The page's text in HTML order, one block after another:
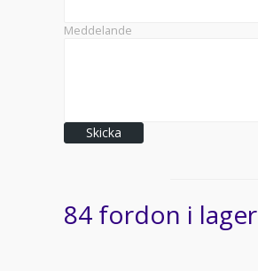
Meddelande
Skicka
84 fordon i lager